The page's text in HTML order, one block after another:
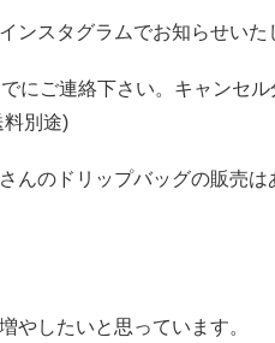
ンスタグラムでお知らせいた
にご連絡下さい。キャンセル
料別途)
んのドリップバッグの販売
やしたいと思っています。